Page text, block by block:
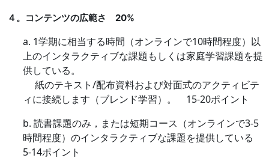
４。コンテンツの広範さ 20%
a. 1学期に相当する時間（オンラインで10時間程度）以
上のインタラクティブな課題もしくは家庭学習課題を提
供している。
紙のテキスト/配布資料および対面式のアクティビテ
ィに接続します（ブレンド学習）。
15-20ポイント
b. 読書課題のみ，または短期コース（オンラインで3-5
時間程度）のインタラクティブな課題を提供している
5-14ポイント